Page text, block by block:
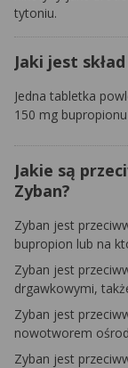
tytoniu.
Jaki jest
Jedna tabletka
150 mg
Jakie są
Zyban?
Zyban jest
bupropion lub na
Zyban jest
drgawkowymi,
Zyban jest
nowotworem
Zyban jest